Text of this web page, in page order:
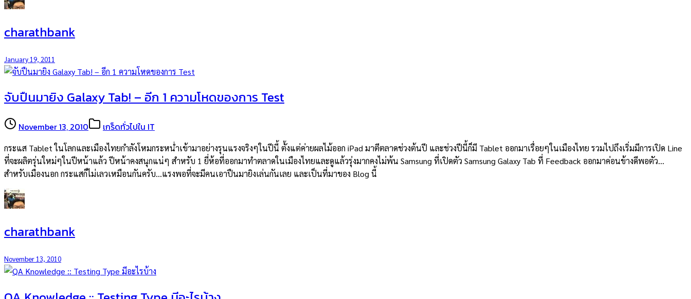
charathbank
January 19, 2011
จับปืนมายิง Galaxy Tab! – อีก 1 ความโหดของการ Test
November 13, 2010 เกร็ดทั่วไปใน IT
กระแส Tablet ในโลกและเมืองไทยกำลังโหมกระหน่ำเข้ามาอย่างรุนแรงจริงๆในปีนี้ ตั้งแต่ค่ายผลไม้ออก iPad มาตีตลาดช่วงต้นปี และช่วงปีนี้ก็มี Tablet ออกมาเรื่อยๆในเมืองไทย รวมไปถึงเริ่มมีการเปิด Line
ที่จะผลิตรุ่นใหม่ๆในปีหน้าแล้ว ปีหน้าคงสนุกแน่ๆ สำหรับ 1 ยี่ห้อที่ออกมาทำตลาดในเมืองไทยและดูแล้วรุ่งมากคงไม่พ้น Samsung ที่เปิดตัว Samsung Galaxy Tab ที่ Feedback ออกมาค่อนข้างดีพอตัว…
สำหรับเมืองนอก กระแสก็ไม่เลวเหมือนกันครับ…แรงพอที่จะมีคนเอาปืนมายิงเล่นกันเลย และเป็นที่มาของ Blog นี้
charathbank
November 13, 2010